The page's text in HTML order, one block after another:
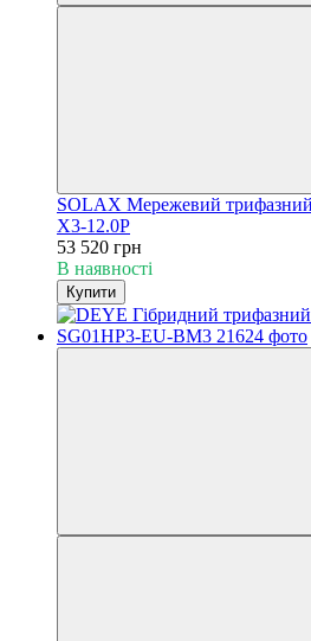
SOLAX Мережевий
Х3-12.0P
53 520 грн
В наявності
Купити